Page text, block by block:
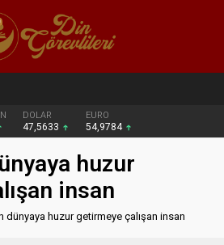
DOLAR
47,5633
EURO
54,9784
huzur
insan
dünyaya huzur getirmeye çalışan insan